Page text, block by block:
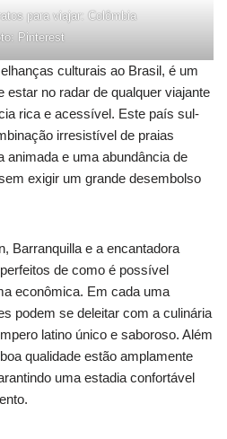
para viajar: Colômbia
Pinterest
culturais ao Brasil, é um
estar no radar de qualquer viajante
rica e acessível. Este país sul-
irresistível de praias
animada e uma abundância de
exigir um grande desembolso
Barranquilla e a encantadora
de como é possível
econômica. Em cada uma
podem se deleitar com a culinária
latino único e saboroso. Além
qualidade estão amplamente
uma estadia confortável